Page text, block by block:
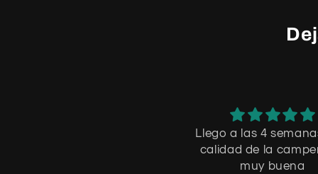
Llego a las 4
calidad de la
muy buena